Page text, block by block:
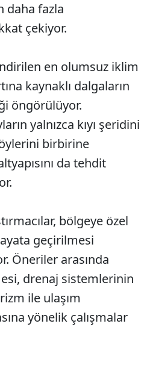
daha fazla
çekiyor.
en olumsuz iklim
kaynaklı dalgaların
öngörülüyor.
yalnızca kıyı şeridini
birbirine
da tehdit
bölgeye özel
geçirilmesi
Öneriler arasında
drenaj sistemlerinin
ile ulaşım
yönelik çalışmalar